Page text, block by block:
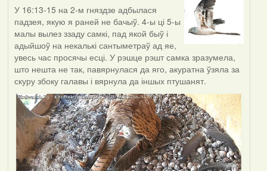
У 16:13-15 на 2-м гняздзе адбылася
падзея, якую я раней не бачыў. 4-ы ці 5-ы
малы вылез ззаду самкі, пад якой быў і
адыйшоў на некалькі сантыметраў ад яе,
увесь час просячы есці. У рэшце рэшт самка зразумела,
што нешта не так, павярнулася да яго, акуратна ўзяла за
скуру збоку галавы і вярнула да іншых птушанят.